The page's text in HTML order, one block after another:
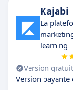
Kajabi
La
learning
Version
Version payante